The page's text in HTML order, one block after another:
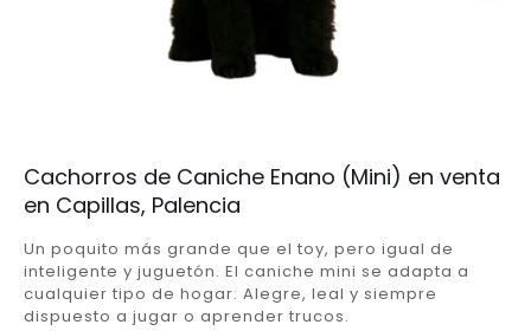
Cachorros de Caniche Enano (Mini) en venta
en Capillas, Palencia
Un poquito más grande que el toy, pero igual de
inteligente y juguetón. El caniche mini se adapta a
cualquier tipo de hogar. Alegre, leal y siempre
dispuesto a jugar o aprender trucos.